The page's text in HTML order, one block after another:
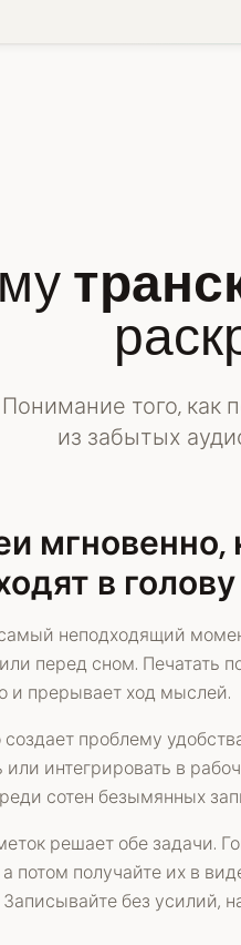
Понимание того, как
из забытых
мгновенно,
в голову
неподходящий
перед сном. Печатать
и прерывает ход мыслей.
проблему
или интегрировать в
сотен безымянных
решает обе задачи.
потом получайте их в
без усилий,